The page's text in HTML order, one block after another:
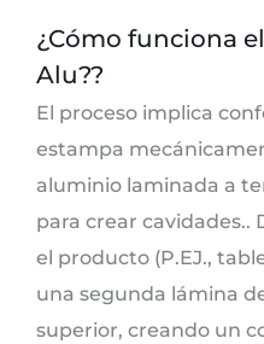
¿Cómo funciona
Alu??
El proceso implica
estampa
aluminio laminada a
para crear cavidades..
el producto (P.EJ.,
una segunda lámina
superior, creando un